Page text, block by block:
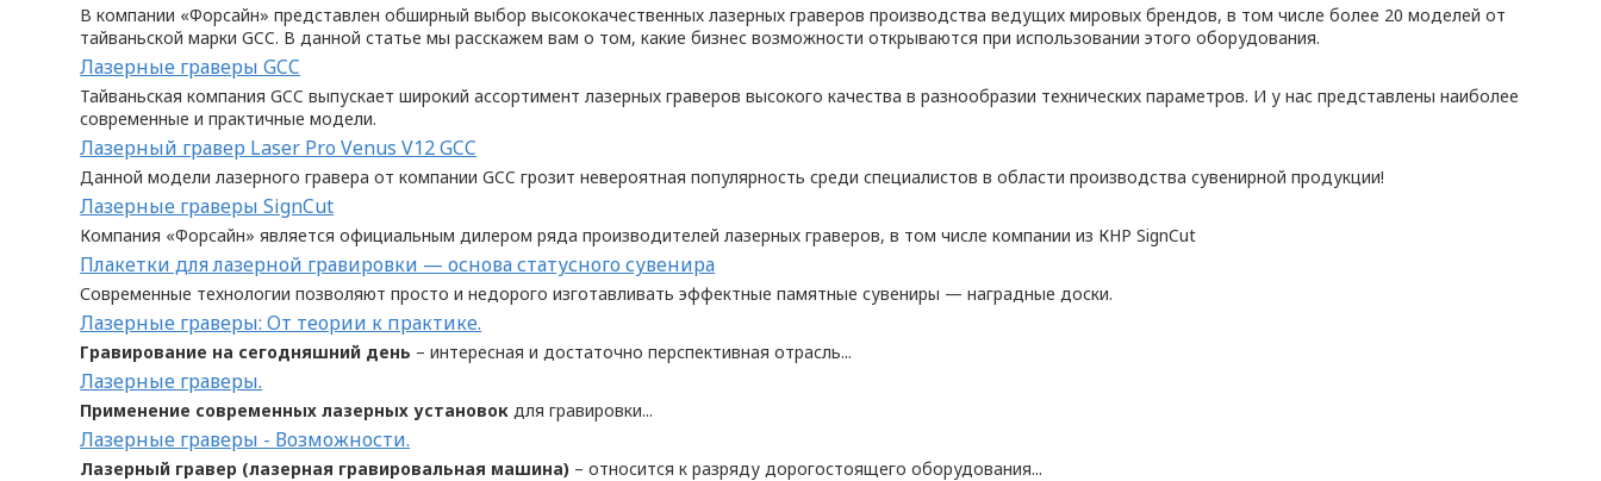
В компании «Форсайн» представлен обширный выбор высококачественных лазерных граверов производства ведущих мировых брендов, в том числе более 20 моделей от
тайваньской марки GCC. В данной статье мы расскажем вам о том, какие бизнес возможности открываются при использовании этого оборудования.
Лазерные граверы GCC
Тайваньская компания GCC выпускает широкий ассортимент лазерных граверов высокого качества в разнообразии технических параметров. И у нас представлены наиболее
современные и практичные модели.
Лазерный гравер Laser Pro Venus V12 GCC
Данной модели лазерного гравера от компании GCC грозит невероятная популярность среди специалистов в области производства сувенирной продукции!
Лазерные граверы SignCut
Компания «Форсайн» является официальным дилером ряда производителей лазерных граверов, в том числе компании из КНР SignCut
Плакетки для лазерной гравировки — основа статусного сувенира
Современные технологии позволяют просто и недорого изготавливать эффектные памятные сувениры — наградные доски.
Лазерные граверы: От теории к практике.
Гравирование на сегодняшний день – интересная и достаточно перспективная отрасль...
Лазерные граверы.
Применение современных лазерных установок для гравировки...
Лазерные граверы - Возможности.
Лазерный гравер (лазерная гравировальная машина) – относится к разряду дорогостоящего оборудования...